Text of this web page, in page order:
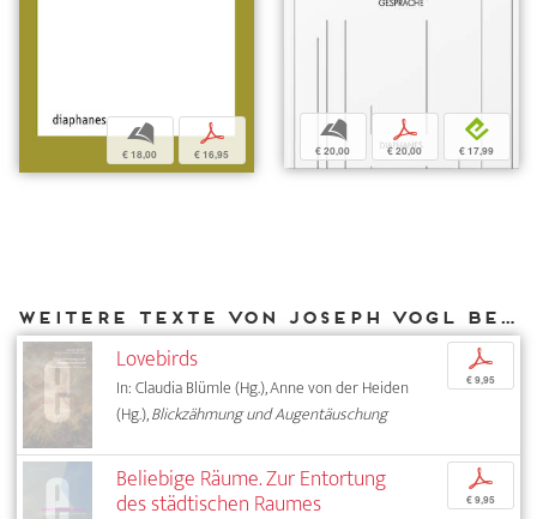
b
€ 18,00
p
€ 16,95
b
€ 20,00
p
€ 20,00
e
€ 17,99
Weitere Texte von Joseph Vogl bei DIAPHANES
Lovebirds
In: Claudia Blümle (Hg.), Anne von der Heiden
(Hg.),Blickzähmung und Augentäuschung
p
€ 9,95
Beliebige Räume. Zur Entortung
des städtischen Raumes
p
€ 9,95